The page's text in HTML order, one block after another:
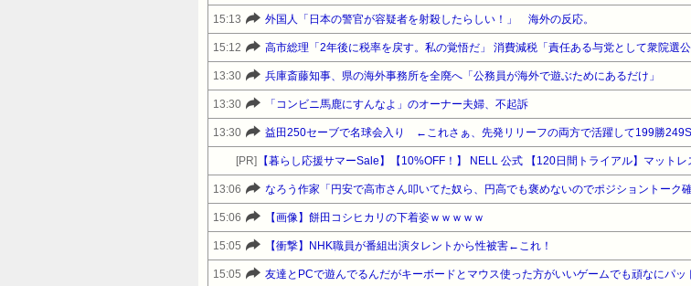
15:13 外国人「日本の警官が容疑者を射殺したらしい！」 海外の反応。
15:12 高市総理「2年後に税率を戻す。私の覚悟だ」 消費減税「責任ある与党として衆院選公
13:30 兵庫斎藤知事、県の海外事務所を全廃へ「公務員が海外で遊ぶためにあるだけ」
13:30 「コンビニ馬鹿にすんなよ」のオーナー夫婦、不起訴
13:30 益田250セーブで名球会入り ←これさぁ、先発リリーフの両方で活躍して199勝249S
[PR]
13:06 なろう作家「円安で高市さん叩いてた奴ら、円高でも褒めないのでポジショントーク確
15:06 【画像】餅田コシヒカリの下着姿ｗｗｗｗｗ
15:05 【衝撃】NHK職員が番組出演タレントから性被害←これ！
15:05 友達とPCで遊んでるんだがキーボードとマウス使った方がいいゲームでも頑なにパッ